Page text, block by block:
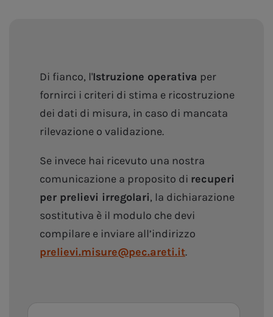
Di fianco, l'Istruzione operativa per
fornirci i criteri di stima e ricostruzione
dei dati di misura, in caso di mancata
rilevazione o validazione.
Se invece hai ricevuto una nostra
comunicazione a proposito di recuperi
per prelievi irregolari, la dichiarazione
sostitutiva è il modulo che devi
compilare e inviare all’indirizzo
prelievi.misure@pec.areti.it.